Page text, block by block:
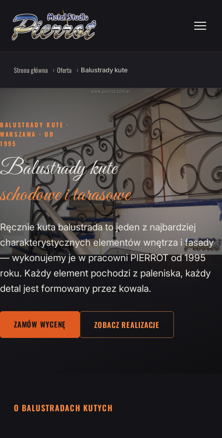
Strona główna Oferta Balustrady kute
BALUSTRADY KUTE ·
WARSZAWA · OD
1995
Balustrady kute
schodowe i tarasowe
Ręcznie kuta balustrada to jeden z najbardziej
charakterystycznych elementów wnętrza i fasady
— wykonujemy je w pracowni PIERROT od 1995
roku. Każdy element pochodzi z paleniska, każdy
detal jest formowany przez kowala.
ZAMÓW WYCENĘ ZOBACZ REALIZACJE
O BALUSTRADACH KUTYCH